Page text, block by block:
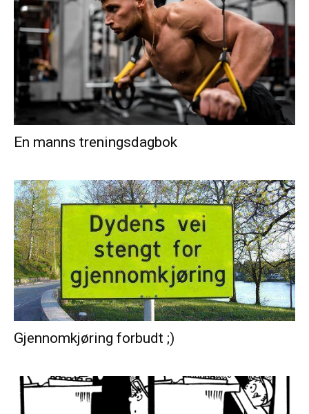
En manns treningsdagbok
Gjennomkjøring forbudt ;)